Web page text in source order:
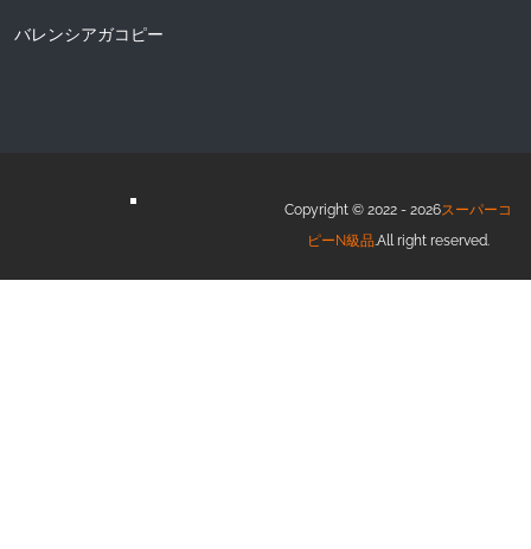
バレンシアガコピー
Copyright © 2022 - 2026スーパーコ
ピーN級品.All right reserved.